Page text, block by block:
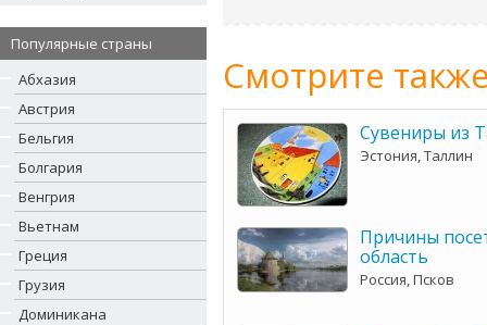
Популярные страны
Абхазия
Австрия
Бельгия
Болгария
Венгрия
Вьетнам
Греция
Грузия
Доминикана
Смотрите
Сувениры из
Эстония, Таллин
Причины
область
Россия, Псков